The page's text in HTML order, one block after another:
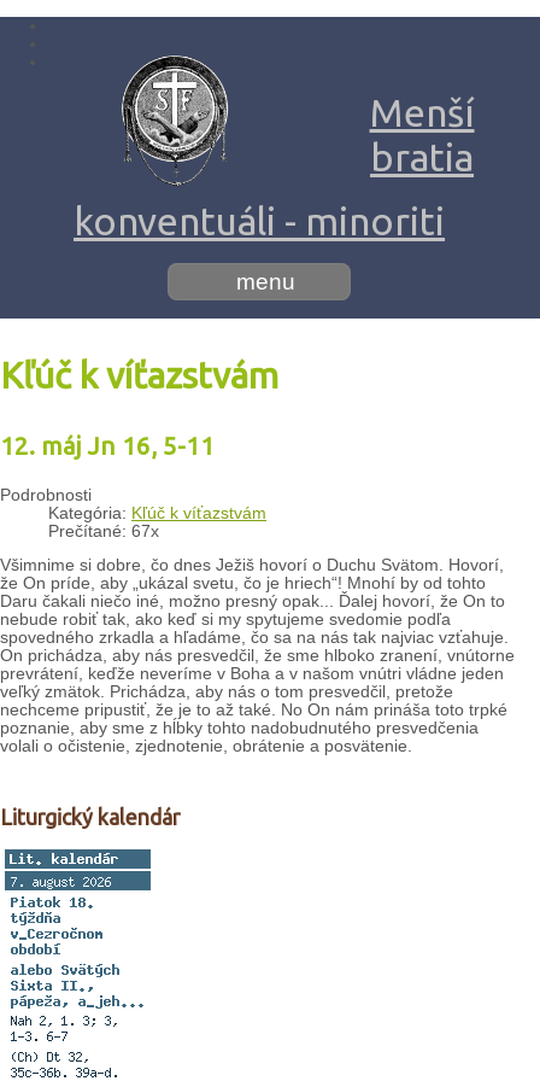
Menší
bratia
konventuáli - minoriti
menu
Kľúč k víťazstvám
12. máj Jn 16, 5-11
Podrobnosti
Kategória: Kľúč k víťazstvám
Prečítané: 67x
Všimnime si dobre, čo dnes Ježiš hovorí o Duchu Svätom. Hovorí,
že On príde, aby „ukázal svetu, čo je hriech“! Mnohí by od tohto
Daru čakali niečo iné, možno presný opak... Ďalej hovorí, že On to
nebude robiť tak, ako keď si my spytujeme svedomie podľa
spovedného zrkadla a hľadáme, čo sa na nás tak najviac vzťahuje.
On prichádza, aby nás presvedčil, že sme hlboko zranení, vnútorne
prevrátení, keďže neveríme v Boha a v našom vnútri vládne jeden
veľký zmätok. Prichádza, aby nás o tom presvedčil, pretože
nechceme pripustiť, že je to až také. No On nám prináša toto trpké
poznanie, aby sme z hĺbky tohto nadobudnutého presvedčenia
volali o očistenie, zjednotenie, obrátenie a posvätenie.
Liturgický kalendár